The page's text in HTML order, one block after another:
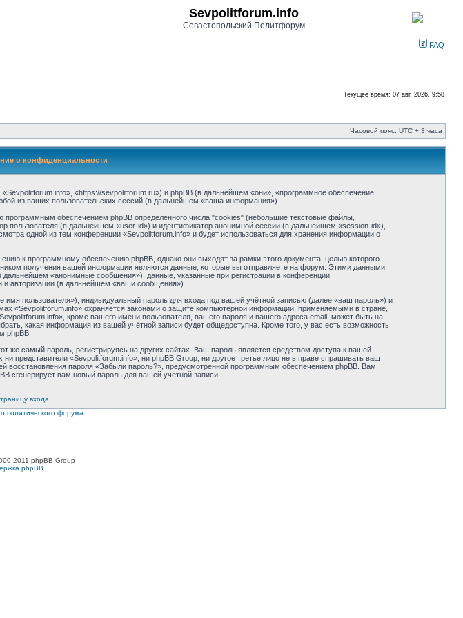
Sevpolitforum.info
Севастопольский Политфорум
FAQ
Текущее время: 07 авг, 2026, 9:58
Часовой пояс: UTC + 3 часа
о конфиденциальности
«https://sevpolitforum.ru») и phpBB (в дальнейшем «они», «программное обеспечение
из ваших пользовательских сессий (в дальнейшем «ваша информация»).
обеспечением phpBB определенного числа "cookies" (небольшие текстовые файлы,
(в дальнейшем «user-id») и идентификатор анонимной сессии (в дальнейшем «session-id»),
одной из тем конференции «Sevpolitforum.info» и будет использоваться для хранения информации о
к программному обеспечению phpBB, однако они выходят за рамки этого документа, целью которого
получения вашей информации являются данные, которые вы отправляете на форум. Этими данными
«анонимные сообщения»), данные, указанные при регистрации в конференции
авторизации (в дальнейшем «ваши сообщения»).
пользователя»), индивидуальный пароль для входа под вашей учётной записью (далее «ваш пароль») и
«Sevpolitforum.info» охраняется законами о защите компьютерной информации, применяемыми в стране,
кроме вашего имени пользователя, вашего пароля и вашего адреса email, может быть на
какая информация из вашей учётной записи будет общедоступна. Кроме того, у вас есть возможность
phpBB.
самый пароль, регистрируясь на других сайтах. Ваш пароль является средством доступа к вашей
представители «Sevpolitforum.info», ни phpBB Group, ни другое третье лицо не в праве спрашивать ваш
восстановления пароля «Забыли пароль?», предусмотренной программным обеспечением phpBB. Вам
сгенерирует вам новый пароль для вашей учётной записи.
входа
политического форума
2011 phpBB Group
phpBB